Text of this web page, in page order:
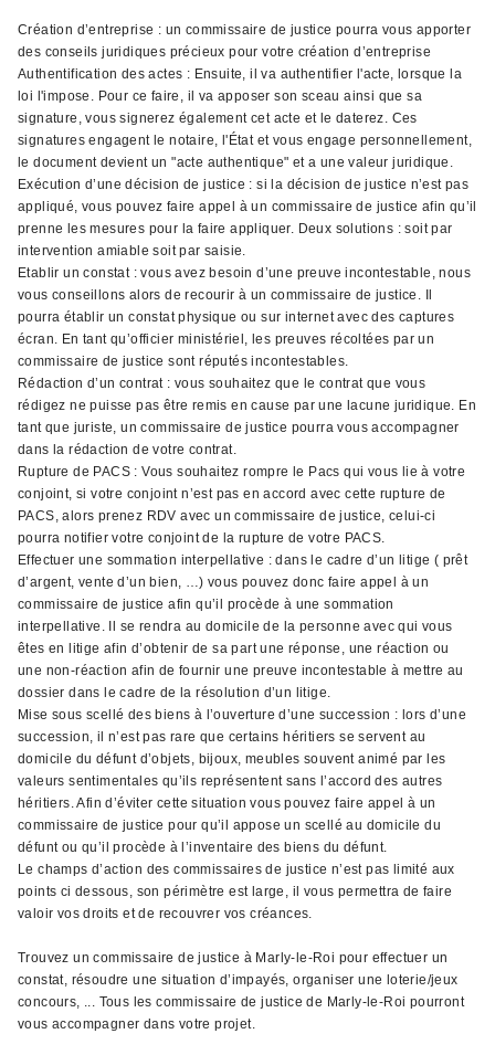
Création d’entreprise : un commissaire de justice pourra vous apporter
des conseils juridiques précieux pour votre création d’entreprise
Authentification des actes : Ensuite, il va authentifier l'acte, lorsque la
loi l'impose. Pour ce faire, il va apposer son sceau ainsi que sa
signature, vous signerez également cet acte et le daterez. Ces
signatures engagent le notaire, l'État et vous engage personnellement,
le document devient un "acte authentique" et a une valeur juridique.
Exécution d’une décision de justice : si la décision de justice n’est pas
appliqué, vous pouvez faire appel à un commissaire de justice afin qu’il
prenne les mesures pour la faire appliquer. Deux solutions : soit par
intervention amiable soit par saisie.
Etablir un constat : vous avez besoin d’une preuve incontestable, nous
vous conseillons alors de recourir à un commissaire de justice. Il
pourra établir un constat physique ou sur internet avec des captures
écran. En tant qu’officier ministériel, les preuves récoltées par un
commissaire de justice sont réputés incontestables.
Rédaction d’un contrat : vous souhaitez que le contrat que vous
rédigez ne puisse pas être remis en cause par une lacune juridique. En
tant que juriste, un commissaire de justice pourra vous accompagner
dans la rédaction de votre contrat.
Rupture de PACS : Vous souhaitez rompre le Pacs qui vous lie à votre
conjoint, si votre conjoint n’est pas en accord avec cette rupture de
PACS, alors prenez RDV avec un commissaire de justice, celui-ci
pourra notifier votre conjoint de la rupture de votre PACS.
Effectuer une sommation interpellative : dans le cadre d’un litige ( prêt
d’argent, vente d’un bien, …) vous pouvez donc faire appel à un
commissaire de justice afin qu’il procède à une sommation
interpellative. Il se rendra au domicile de la personne avec qui vous
êtes en litige afin d’obtenir de sa part une réponse, une réaction ou
une non-réaction afin de fournir une preuve incontestable à mettre au
dossier dans le cadre de la résolution d’un litige.
Mise sous scellé des biens à l’ouverture d’une succession : lors d’une
succession, il n’est pas rare que certains héritiers se servent au
domicile du défunt d’objets, bijoux, meubles souvent animé par les
valeurs sentimentales qu’ils représentent sans l’accord des autres
héritiers. Afin d’éviter cette situation vous pouvez faire appel à un
commissaire de justice pour qu’il appose un scellé au domicile du
défunt ou qu’il procède à l’inventaire des biens du défunt.
Le champs d’action des commissaires de justice n’est pas limité aux
points ci dessous, son périmètre est large, il vous permettra de faire
valoir vos droits et de recouvrer vos créances.
Trouvez un commissaire de justice à Marly-le-Roi pour effectuer un
constat, résoudre une situation d’impayés, organiser une loterie/jeux
concours, ... Tous les commissaire de justice de Marly-le-Roi pourront
vous accompagner dans votre projet.